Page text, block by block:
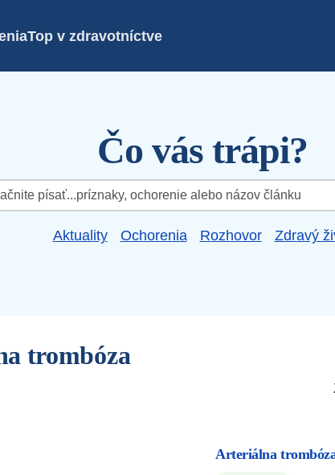
Top v zdravotníctve
Čo vás trápi?
Aktuality Ochorenia Rozhovor Zdravý
trombóza
Arteriálna